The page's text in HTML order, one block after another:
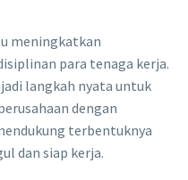
meningkatkan
para tenaga kerja.
langkah nyata untuk
dengan
terbentuknya
dan siap kerja.